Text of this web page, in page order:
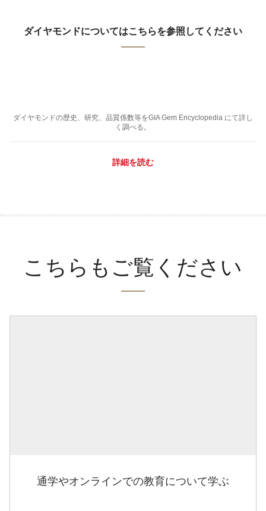
ダイヤモンドについてはこちらを参照してください
ダイヤモンドの歴史、研究、品質係数等をGIA Gem Encyclopedia にて詳し
く調べる。
詳細を読む
こちらもご覧ください
通学やオンラインでの教育について学ぶ